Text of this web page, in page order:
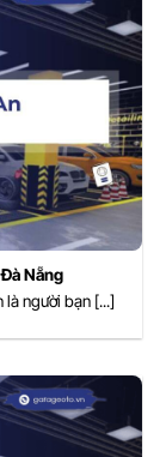
Nẵng
là người bạn [...]